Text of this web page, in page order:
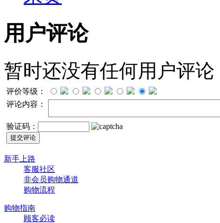
用户评论
暂时还没有任何用户评论
评价等级：
评论内容：
验证码：
新手上路
客服社区
非会员购物通道
购物流程
购物指南
顾客必读